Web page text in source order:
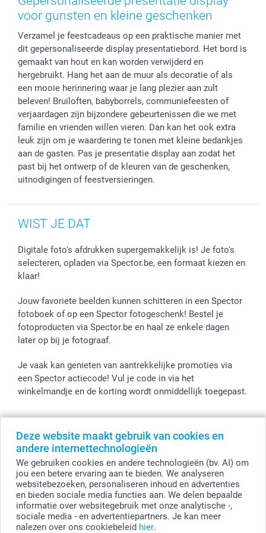
Deze website maakt gebruik van cookies en
andere internettechnologieën
We gebruiken cookies en andere technologieën (bv. AI) om
jou een betere ervaring aan te bieden. We analyseren
websitebezoeken, personaliseren inhoud en advertenties
en bieden sociale media functies aan. We delen bepaalde
informatie over websitegebruik met onze analytische -,
sociale media - en advertentiepartners. Je kan meer
nalezen over ons cookiebeleid hier.
Smartphone cases
voor gunsten en kleine geschenken
Verzamel je feestcadeaus op een praktische manier met
dit gepersonaliseerde display presentatiebord. Het bord is
gemaakt van hout en kan worden verwijderd en
hergebruikt. Hang het aan de muur als decoratie of als
een mooie herinnering waar je lang plezier aan zult
beleven! Bruiloften, babyborrels, communiefeesten of
verjaardagen zijn bijzondere gebeurtenissen die we met
familie en vrienden willen vieren. Dan kan het ook extra
leuk zijn om je waardering te tonen met kleine bedankjes
aan de gasten. Pas je presentatie display aan zodat het
past bij het ontwerp of de kleuren van de geschenken,
uitnodigingen of feestversieringen.
WIST JE DAT
Digitale foto's afdrukken supergemakkelijk is! Je foto's
selecteren, opladen via Spector.be, een formaat kiezen en
klaar!
Jouw favoriete beelden kunnen schitteren in een Spector
fotoboek of op een Spector fotogeschenk! Bestel je
fotoproducten via Spector.be en haal ze enkele dagen
later op bij je fotograaf.
Je vaak kan genieten van aantrekkelijke promoties via
een Spector actiecode! Vul je code in via het
winkelmandje en de korting wordt onmiddellijk toegepast.
© smartphoto group. Alle rechten voorbehouden
smartphoto group NV.
Kwatrechtsteenweg 160, 9230 Wetteren, België
BTW-nummer BE 0405.706.755
Ondernemingsnummer 0405.706.755.
Bankgegevens: IBAN BE71 2850 2711 5569 - BIC: GEBABEBB
Alle prijzen zijn in EURO (€) inclusief BTW en exclusief verzendkosten.